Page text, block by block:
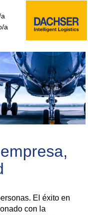
a
El éxito en
con la